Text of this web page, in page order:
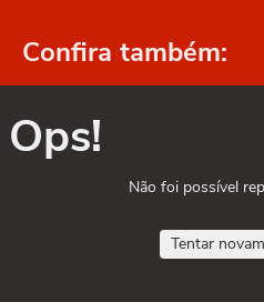
Confira também:
Ops!
Não foi possível
Tentar